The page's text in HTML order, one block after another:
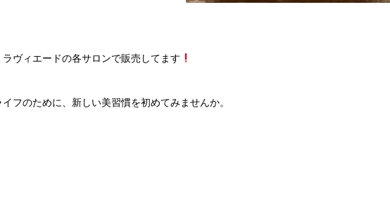
ヴィエードの各サロンで販売してます
フのために、新しい美習慣を初めてみませんか。